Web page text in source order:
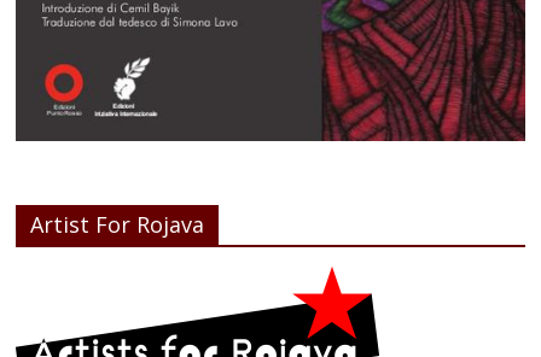
Artist For Rojava